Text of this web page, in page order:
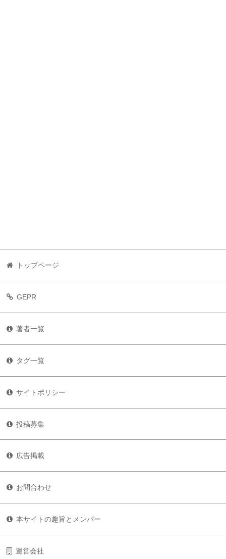
トップページ
GEPR
著者一覧
タグ一覧
サイトポリシー
投稿募集
広告掲載
お問合わせ
本サイトの趣旨とメンバー
運営会社